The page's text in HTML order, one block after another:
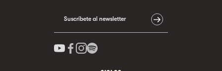
Suscríbete al newsletter